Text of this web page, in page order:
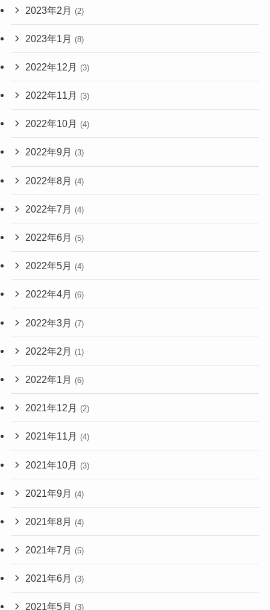
2023年2月 (2)
2023年1月 (8)
2022年12月 (3)
2022年11月 (3)
2022年10月 (4)
2022年9月 (3)
2022年8月 (4)
2022年7月 (4)
2022年6月 (5)
2022年5月 (4)
2022年4月 (6)
2022年3月 (7)
2022年2月 (1)
2022年1月 (6)
2021年12月 (2)
2021年11月 (4)
2021年10月 (3)
2021年9月 (4)
2021年8月 (4)
2021年7月 (5)
2021年6月 (3)
2021年5月 (3)